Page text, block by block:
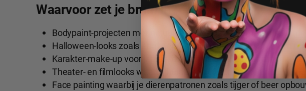
Waarvoor zet je bruin in?
Bodypaint-projecten met natuurthema's zoals boomschors, aarde
Halloween-looks zoals aardmensen, dode bomen, baarden en
Karakter-make-up voor jagers, druiden of andere bosachtige rollen
Theater- en filmlooks waarbij huidtinten of aardetinten nodig zijn
Face painting waarbij je dierenpatronen zoals tijger of beer